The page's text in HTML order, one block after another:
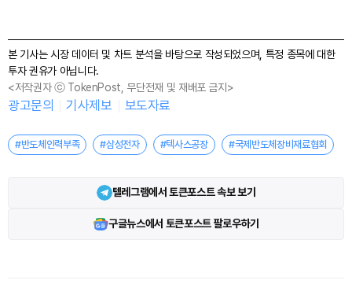
본 기사는 시장 데이터 및 차트 분석을 바탕으로 작성되었으며, 특정 종목에 대한
투자 권유가 아닙니다.
<저작권자 ⓒ TokenPost, 무단전재 및 재배포 금지>
광고문의 기사제보 보도자료
#반도체인력부족 #삼성전자 #텍사스공장 #국제반도체장비재료협회
텔레그램에서 토큰포스트 속보 보기
구글뉴스에서 토큰포스트 팔로우하기